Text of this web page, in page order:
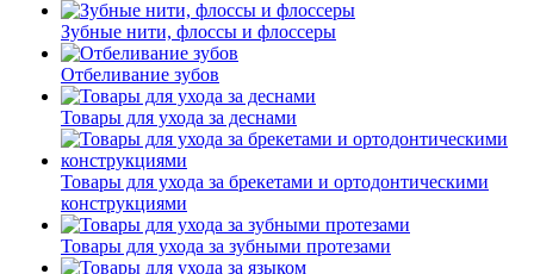
Зубные нити, флоссы и флоссеры
Отбеливание зубов
Товары для ухода за деснами
Товары для ухода за брекетами и ортодонтическими
конструкциями
Товары для ухода за зубными протезами